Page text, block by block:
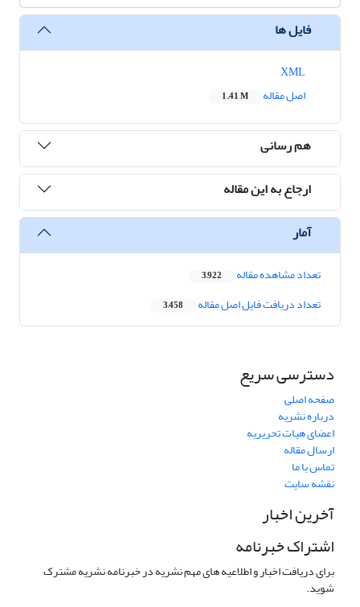
فایل ها
اصل مقاله
1.41 M
هم رسانی
ارجاع به این مقاله
آمار
تعداد مشاهده مقاله 3,922
تعداد دریافت فایل اصل مقاله 3,458
دسترسی سریع
صفحه اصلی
درباره نشریه
اعضای هیات تحریریه
ارسال مقاله
تماس با ما
نقشه سایت
آخرین اخبار
اشتراک خبرنامه
برای دریافت اخبار و اطلاعیه های مهم نشریه در خبرنامه نشریه مشترک
شوید.